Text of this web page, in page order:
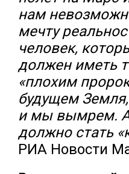
нам
мечту
человек,
должен иметь
«плохим
будущем
и мы вымрем.
должно стать
РИА Новости